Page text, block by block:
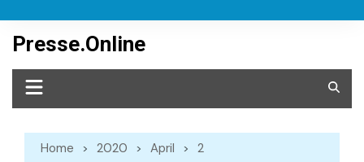
content
Presse.Online
Home 2020 April 2